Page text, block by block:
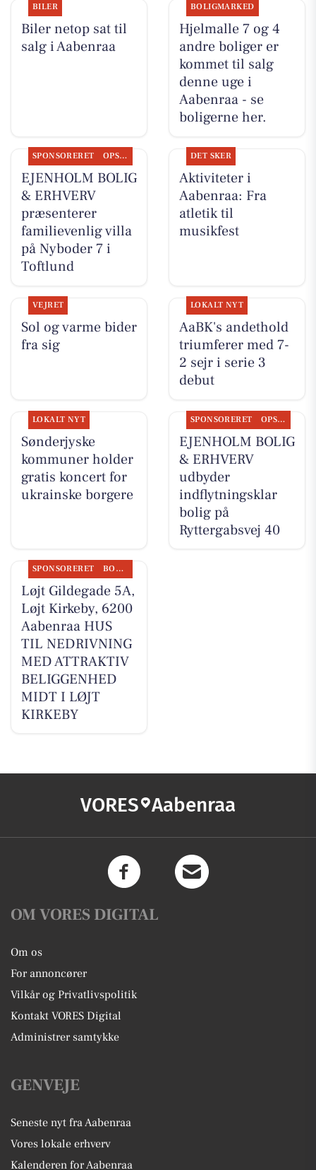
BILER
Biler netop sat til
salg i Aabenraa
BOLIGMARKED
Hjelmalle 7 og 4
andre boliger er
kommet til salg
denne uge i
Aabenraa - se
boligerne her.
SPONSORERET OPSLAGSTAVLEN
EJENHOLM BOLIG
& ERHVERV
præsenterer
familievenlig villa
på Nyboder 7 i
Toftlund
DET SKER
Aktiviteter i
Aabenraa: Fra
atletik til
musikfest
VEJRET
Sol og varme bider
fra sig
LOKALT NYT
AaBK's andethold
triumferer med 7-
2 sejr i serie 3
debut
LOKALT NYT
Sønderjyske
kommuner holder
gratis koncert for
ukrainske borgere
SPONSORERET OPSLAGSTAVLEN
EJENHOLM BOLIG
& ERHVERV
udbyder
indflytningsklar
bolig på
Ryttergabsvej 40
SPONSORERET BOLIGMARKED
Løjt Gildegade 5A,
Løjt Kirkeby, 6200
Aabenraa HUS
TIL NEDRIVNING
MED ATTRAKTIV
BELIGGENHED
MIDT I LØJT
KIRKEBY
VORES Aabenraa
OM VORES DIGITAL
Om os
For annoncører
Vilkår og Privatlivspolitik
Kontakt VORES Digital
Administrer samtykke
GENVEJE
Seneste nyt fra Aabenraa
Vores lokale erhverv
Kalenderen for Aabenraa